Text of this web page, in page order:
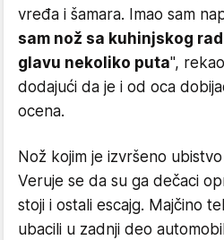
vređa i šamara. Imao sam
sam nož sa kuhinjskog
glavu nekoliko puta",
dodajući da je i od oca
ocena.
Nož kojim je izvršeno
Veruje se da su ga dečaci
stoji i ostali escajg. Majčino
ubacili u zadnji deo